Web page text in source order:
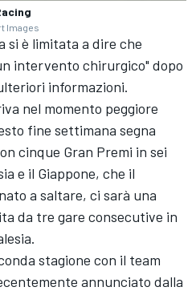
Images
si è limitata a dire che
intervento chirurgico" dopo
informazioni.
nel momento peggiore
fine settimana segna
cinque Gran Premi in sei
e il Giappone, che il
a saltare, ci sarà una
da tre gare consecutive in
stagione con il team
annunciato dalla